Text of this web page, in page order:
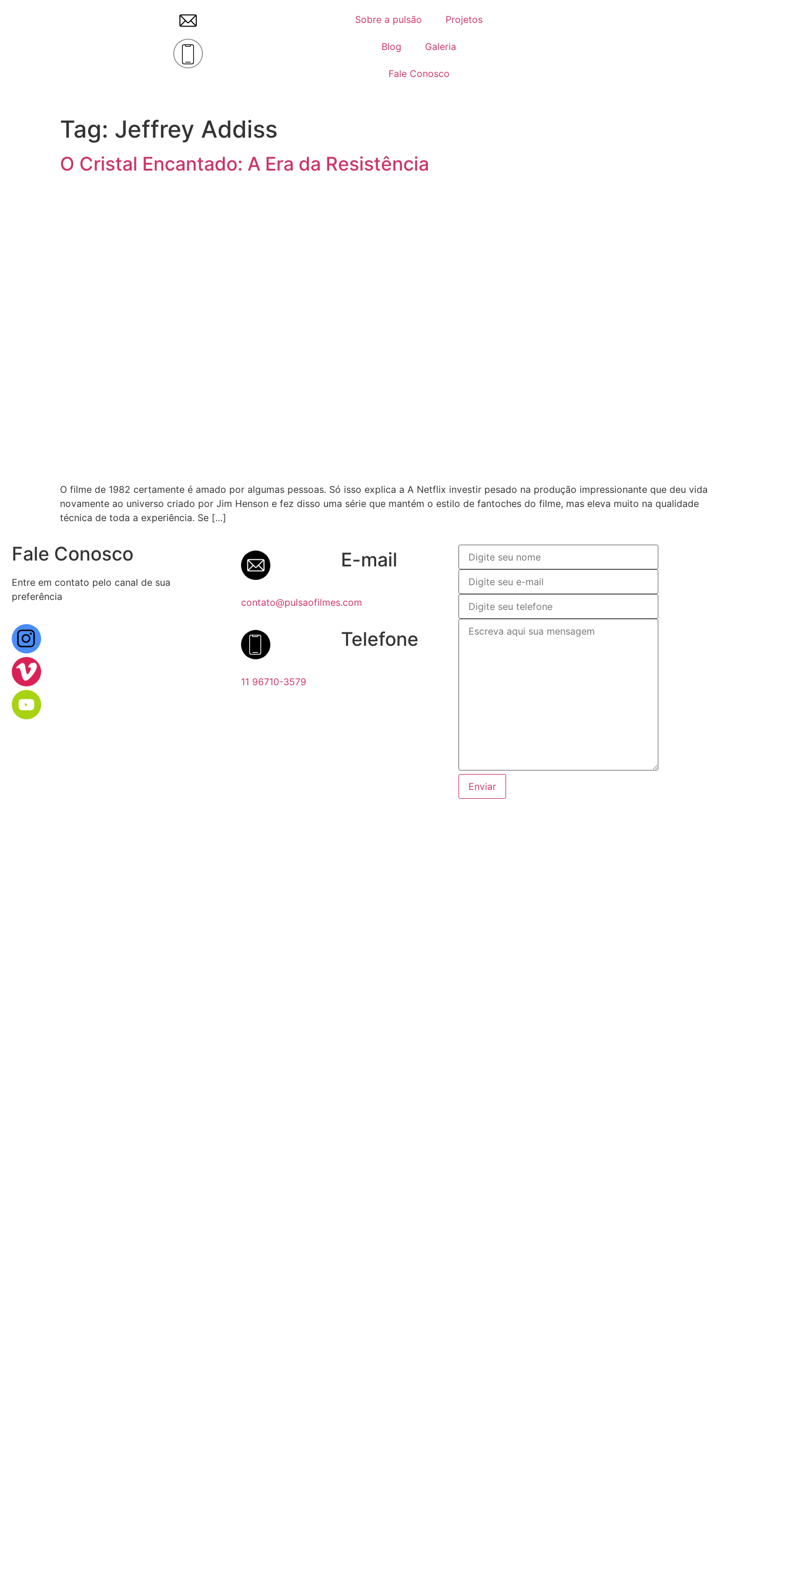
Sobre a pulsão Projetos
Blog Galeria
Fale Conosco
Tag: Jeffrey Addiss
O Cristal Encantado: A Era da Resistência
O filme de 1982 certamente é amado por algumas pessoas. Só isso explica a A Netflix investir pesado na produção impressionante que deu vida
novamente ao universo criado por Jim Henson e fez disso uma série que mantém o estilo de fantoches do filme, mas eleva muito na qualidade
técnica de toda a experiência. Se […]
Fale Conosco
Entre em contato pelo canal de sua
preferência
E-mail
contato@pulsaofilmes.com
Telefone
11 96710-3579